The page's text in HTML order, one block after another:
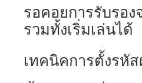
รอคอยการรับรอ
รวมทั้งเริ่มเล่นได้
เทคนิคการตั้งรหั